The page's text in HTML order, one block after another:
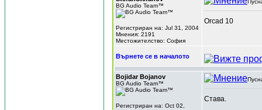
BG Audio Team™
Регистриран на: Jul 31, 2004
Мнения: 2191
Местожителство: София
Orcad 10
Върнете се в началото
Bojidar Bojanov
BG Audio Team™
Регистриран на: Oct 02,
Става.